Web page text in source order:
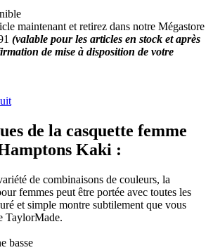
maintenant et retirez dans notre Mégastore
(valable pour les articles en stock et après
de mise à disposition de votre
de la casquette femme
Kaki :
de combinaisons de couleurs, la
femmes peut être portée avec toutes les
et simple montre subtilement que vous
TaylorMade.
basse